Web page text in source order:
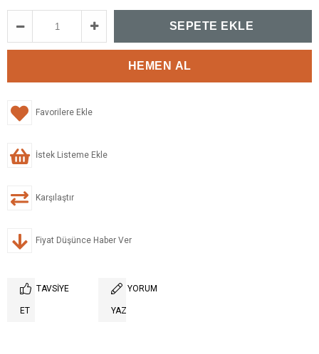
Favorilere Ekle
İstek Listeme Ekle
Karşılaştır
Fiyat Düşünce Haber Ver
TAVSIYE
ET
YORUM
YAZ